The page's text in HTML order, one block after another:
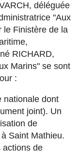
déléguée
"Aux
le Finistère de la
RICHARD,
Marins" se sont
:
nationale dont
joint). Un
de
Saint Mathieu.
actions de